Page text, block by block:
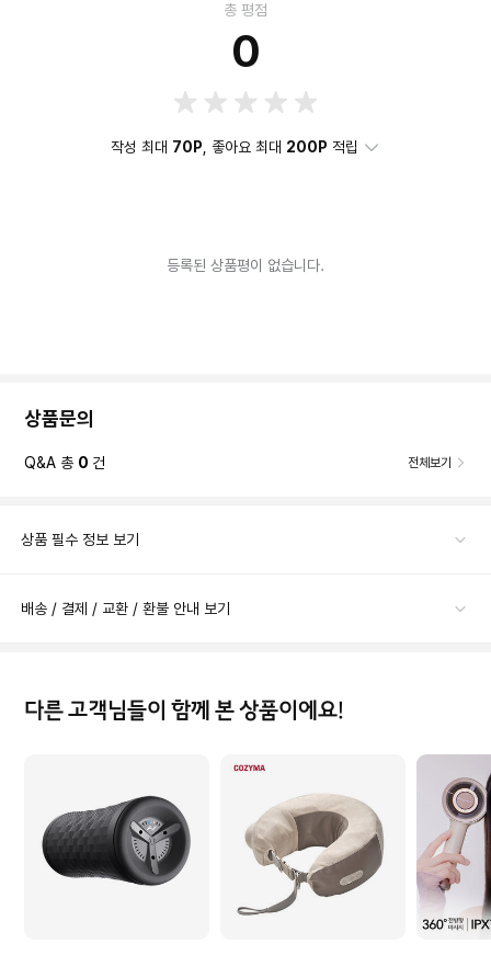
총 평점
0
작성 최대 70P , 좋아요 최대 200P 적립
등록된 상품평이 없습니다.
상품문의
Q&A 총 0 건 전체보기
상품 필수 정보 보기
배송 / 결제 / 교환 / 환불 안내 보기
다른 고객님들이 함께 본 상품이에요!